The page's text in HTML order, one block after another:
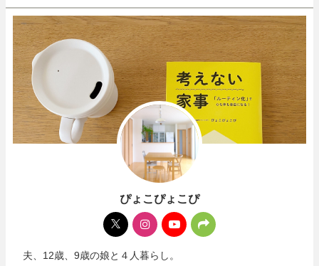
ぴょこぴょこぴ
夫、12歳、9歳の娘と４人暮らし。